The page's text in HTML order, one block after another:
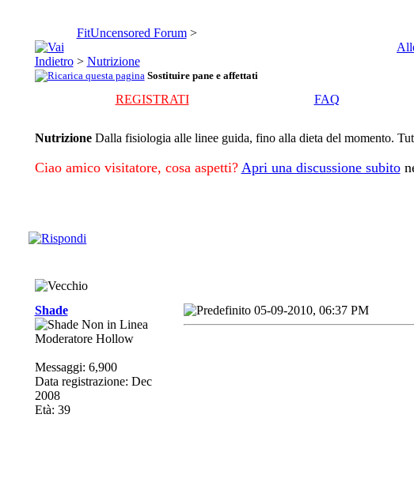
FitUncensored Forum >
> Nutrizione
Sostituire pane e affettati
REGISTRATI FAQ
Nutrizione Dalla fisiologia alle linee guida, fino alla dieta del momento.
Ciao amico visitatore, cosa aspetti? Apri una discussione subito
Shade
Moderatore Hollow
Messaggi: 6,900
Data registrazione: Dec
2008
Età: 39
05-09-2010, 06:37 PM